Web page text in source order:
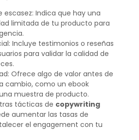
escasez: Indica que hay una
limitada de tu producto para
Incluye testimonios o reseñas
para validar la calidad de
Ofrece algo de valor antes de
cambio, como un ebook
muestra de producto.
tácticas de copywriting
aumentar las tasas de
el engagement con tu